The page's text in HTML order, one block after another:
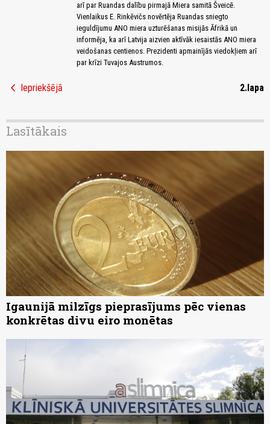
arī par Ruandas dalību pirmajā Miera samitā Šveicē.
Vienlaikus E. Rinkēvičs novērtēja Ruandas sniegto
ieguldījumu ANO miera uzturēšanas misijās Āfrikā un
informēja, ka arī Latvija aizvien aktīvāk iesaistās ANO miera
veidošanas centienos. Prezidenti apmainījās viedokļiem arī
par krīzi Tuvajos Austrumos.
chevron_left Iepriekšējā 2.lapa
Lasītākais
Igaunijā milzīgs pieprasījums pēc vienas
konkrētas divu eiro monētas